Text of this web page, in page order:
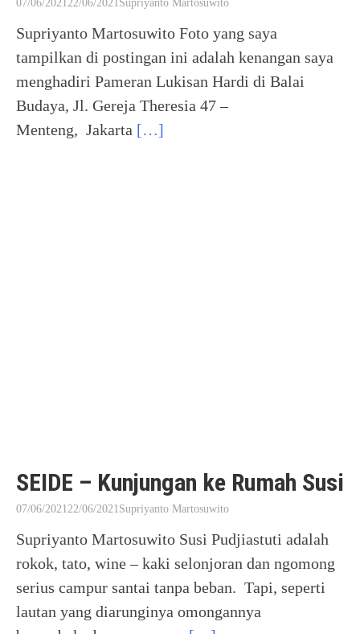
07/06/202122/06/2021Supriyanto Martosuwito
Supriyanto Martosuwito Foto yang saya
tampilkan di postingan ini adalah kenangan saya
menghadiri Pameran Lukisan Hardi di Balai
Budaya, Jl. Gereja Theresia 47 –
Menteng, Jakarta […]
SEIDE – Kunjungan ke Rumah Susi
07/06/202122/06/2021Supriyanto Martosuwito
Supriyanto Martosuwito Susi Pudjiastuti adalah
rokok, tato, wine – kaki selonjoran dan ngomong
serius campur santai tanpa beban. Tapi, seperti
lautan yang diarunginya omongannya